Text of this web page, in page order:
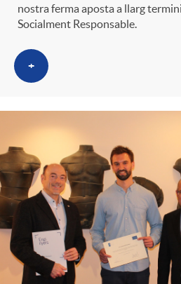
nostra ferma aposta a llarg
Socialment Responsable.
+